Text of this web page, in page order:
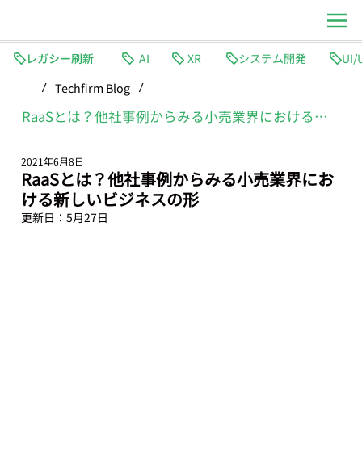
レガシー刷新 AI XR
システム開発
/ Techfirm Blog /
RaaSとは？他社事例からみる小売業界における新しいビジネスの形
RaaSとは？他社事例からみる小売業界にお
ける新しいビジネスの形
2021年6月8日
更新日： 5月27日